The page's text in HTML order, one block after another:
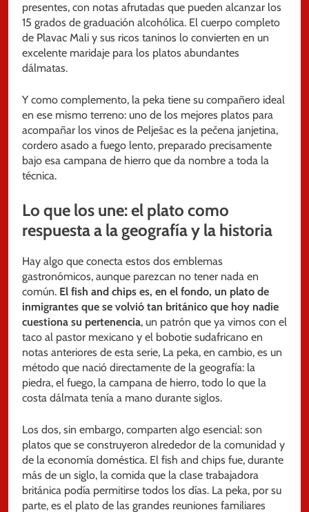
presentes, con notas afrutadas que pueden alcanzar los
15 grados de graduación alcohólica. El cuerpo completo
de Plavac Mali y sus ricos taninos lo convierten en un
excelente maridaje para los platos abundantes
dálmatas.
Y como complemento, la peka tiene su compañero ideal
en ese mismo terreno: uno de los mejores platos para
acompañar los vinos de Pelješac es la pečena janjetina,
cordero asado a fuego lento, preparado precisamente
bajo esa campana de hierro que da nombre a toda la
técnica.
Lo que los une: el plato como
respuesta a la geografía y la historia
Hay algo que conecta estos dos emblemas
gastronómicos, aunque parezcan no tener nada en
común. El fish and chips es, en el fondo, un plato de
inmigrantes que se volvió tan británico que hoy nadie
cuestiona su pertenencia, un patrón que ya vimos con el
taco al pastor mexicano y el bobotie sudafricano en
notas anteriores de esta serie, La peka, en cambio, es un
método que nació directamente de la geografía: la
piedra, el fuego, la campana de hierro, todo lo que la
costa dálmata tenía a mano durante siglos.
Los dos, sin embargo, comparten algo esencial: son
platos que se construyeron alrededor de la comunidad y
de la economía doméstica. El fish and chips fue, durante
más de un siglo, la comida que la clase trabajadora
británica podía permitirse todos los días. La peka, por su
parte, es el plato de las grandes reuniones familiares